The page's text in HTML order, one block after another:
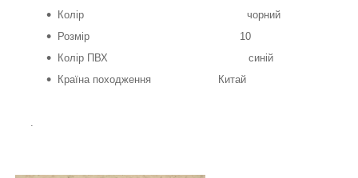
Колір чорний
Розмір 10
Колір ПВХ синій
Країна походження Китай